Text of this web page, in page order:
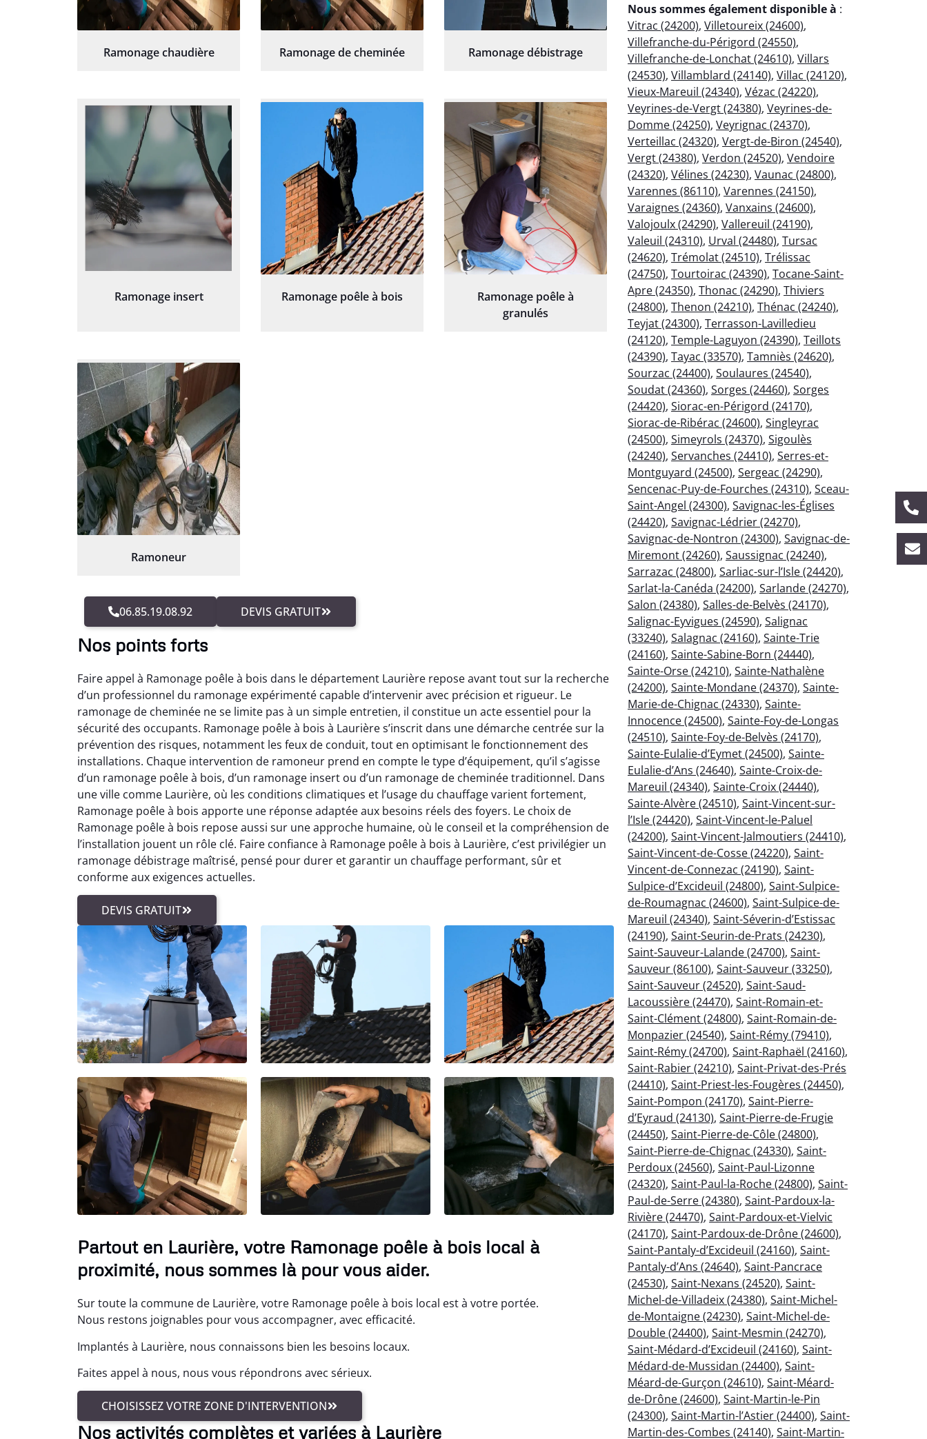
Ramonage chaudière Ramonage de cheminée Ramonage débistrage
Ramonage insert Ramonage poêle à bois
Ramonage poêle à
granulés
Ramoneur
06.85.19.08.92 DEVIS GRATUIT
Nos points forts
Faire appel à Ramonage poêle à bois dans le département Laurière repose avant tout sur la recherche
d’un professionnel du ramonage expérimenté capable d’intervenir avec précision et rigueur. Le
ramonage de cheminée ne se limite pas à un simple entretien, il constitue un acte essentiel pour la
sécurité des occupants. Ramonage poêle à bois à Laurière s’inscrit dans une démarche centrée sur la
prévention des risques, notamment les feux de conduit, tout en optimisant le fonctionnement des
installations. Chaque intervention de ramoneur prend en compte le type d’équipement, qu’il s’agisse
d’un ramonage poêle à bois, d’un ramonage insert ou d’un ramonage de cheminée traditionnel. Dans
une ville comme Laurière, où les conditions climatiques et l’usage du chauffage varient fortement,
Ramonage poêle à bois apporte une réponse adaptée aux besoins réels des foyers. Le choix de
Ramonage poêle à bois repose aussi sur une approche humaine, où le conseil et la compréhension de
l’installation jouent un rôle clé. Faire confiance à Ramonage poêle à bois à Laurière, c’est privilégier un
ramonage débistrage maîtrisé, pensé pour durer et garantir un chauffage performant, sûr et
conforme aux exigences actuelles.
DEVIS GRATUIT
Partout en Laurière, votre Ramonage poêle à bois local à
proximité, nous sommes là pour vous aider.
Sur toute la commune de Laurière, votre Ramonage poêle à bois local est à votre portée.
Nous restons joignables pour vous accompagner, avec efficacité.
Implantés à Laurière, nous connaissons bien les besoins locaux.
Faites appel à nous, nous vous répondrons avec sérieux.
CHOISISSEZ VOTRE ZONE D'INTERVENTION
Nos activités complètes et variées à Laurière
Nous sommes également disponible à :
Vitrac (24200), Villetoureix (24600),
Villefranche-du-Périgord (24550),
Villefranche-de-Lonchat (24610), Villars
(24530), Villamblard (24140), Villac (24120),
Vieux-Mareuil (24340), Vézac (24220),
Veyrines-de-Vergt (24380), Veyrines-de-
Domme (24250), Veyrignac (24370),
Verteillac (24320), Vergt-de-Biron (24540),
Vergt (24380), Verdon (24520), Vendoire
(24320), Vélines (24230), Vaunac (24800),
Varennes (86110), Varennes (24150),
Varaignes (24360), Vanxains (24600),
Valojoulx (24290), Vallereuil (24190),
Valeuil (24310), Urval (24480), Tursac
(24620), Trémolat (24510), Trélissac
(24750), Tourtoirac (24390), Tocane-Saint-
Apre (24350), Thonac (24290), Thiviers
(24800), Thenon (24210), Thénac (24240),
Teyjat (24300), Terrasson-Lavilledieu
(24120), Temple-Laguyon (24390), Teillots
(24390), Tayac (33570), Tamniès (24620),
Sourzac (24400), Soulaures (24540),
Soudat (24360), Sorges (24460), Sorges
(24420), Siorac-en-Périgord (24170),
Siorac-de-Ribérac (24600), Singleyrac
(24500), Simeyrols (24370), Sigoulès
(24240), Servanches (24410), Serres-et-
Montguyard (24500), Sergeac (24290),
Sencenac-Puy-de-Fourches (24310), Sceau-
Saint-Angel (24300), Savignac-les-Églises
(24420), Savignac-Lédrier (24270),
Savignac-de-Nontron (24300), Savignac-de-
Miremont (24260), Saussignac (24240),
Sarrazac (24800), Sarliac-sur-l’Isle (24420),
Sarlat-la-Canéda (24200), Sarlande (24270),
Salon (24380), Salles-de-Belvès (24170),
Salignac-Eyvigues (24590), Salignac
(33240), Salagnac (24160), Sainte-Trie
(24160), Sainte-Sabine-Born (24440),
Sainte-Orse (24210), Sainte-Nathalène
(24200), Sainte-Mondane (24370), Sainte-
Marie-de-Chignac (24330), Sainte-
Innocence (24500), Sainte-Foy-de-Longas
(24510), Sainte-Foy-de-Belvès (24170),
Sainte-Eulalie-d’Eymet (24500), Sainte-
Eulalie-d’Ans (24640), Sainte-Croix-de-
Mareuil (24340), Sainte-Croix (24440),
Sainte-Alvère (24510), Saint-Vincent-sur-
l’Isle (24420), Saint-Vincent-le-Paluel
(24200), Saint-Vincent-Jalmoutiers (24410),
Saint-Vincent-de-Cosse (24220), Saint-
Vincent-de-Connezac (24190), Saint-
Sulpice-d’Excideuil (24800), Saint-Sulpice-
de-Roumagnac (24600), Saint-Sulpice-de-
Mareuil (24340), Saint-Séverin-d’Estissac
(24190), Saint-Seurin-de-Prats (24230),
Saint-Sauveur-Lalande (24700), Saint-
Sauveur (86100), Saint-Sauveur (33250),
Saint-Sauveur (24520), Saint-Saud-
Lacoussière (24470), Saint-Romain-et-
Saint-Clément (24800), Saint-Romain-de-
Monpazier (24540), Saint-Rémy (79410),
Saint-Rémy (24700), Saint-Raphaël (24160),
Saint-Rabier (24210), Saint-Privat-des-Prés
(24410), Saint-Priest-les-Fougères (24450),
Saint-Pompon (24170), Saint-Pierre-
d’Eyraud (24130), Saint-Pierre-de-Frugie
(24450), Saint-Pierre-de-Côle (24800),
Saint-Pierre-de-Chignac (24330), Saint-
Perdoux (24560), Saint-Paul-Lizonne
(24320), Saint-Paul-la-Roche (24800), Saint-
Paul-de-Serre (24380), Saint-Pardoux-la-
Rivière (24470), Saint-Pardoux-et-Vielvic
(24170), Saint-Pardoux-de-Drône (24600),
Saint-Pantaly-d’Excideuil (24160), Saint-
Pantaly-d’Ans (24640), Saint-Pancrace
(24530), Saint-Nexans (24520), Saint-
Michel-de-Villadeix (24380), Saint-Michel-
de-Montaigne (24230), Saint-Michel-de-
Double (24400), Saint-Mesmin (24270),
Saint-Médard-d’Excideuil (24160), Saint-
Médard-de-Mussidan (24400), Saint-
Méard-de-Gurçon (24610), Saint-Méard-
de-Drône (24600), Saint-Martin-le-Pin
(24300), Saint-Martin-l’Astier (24400), Saint-
Martin-des-Combes (24140), Saint-Martin-